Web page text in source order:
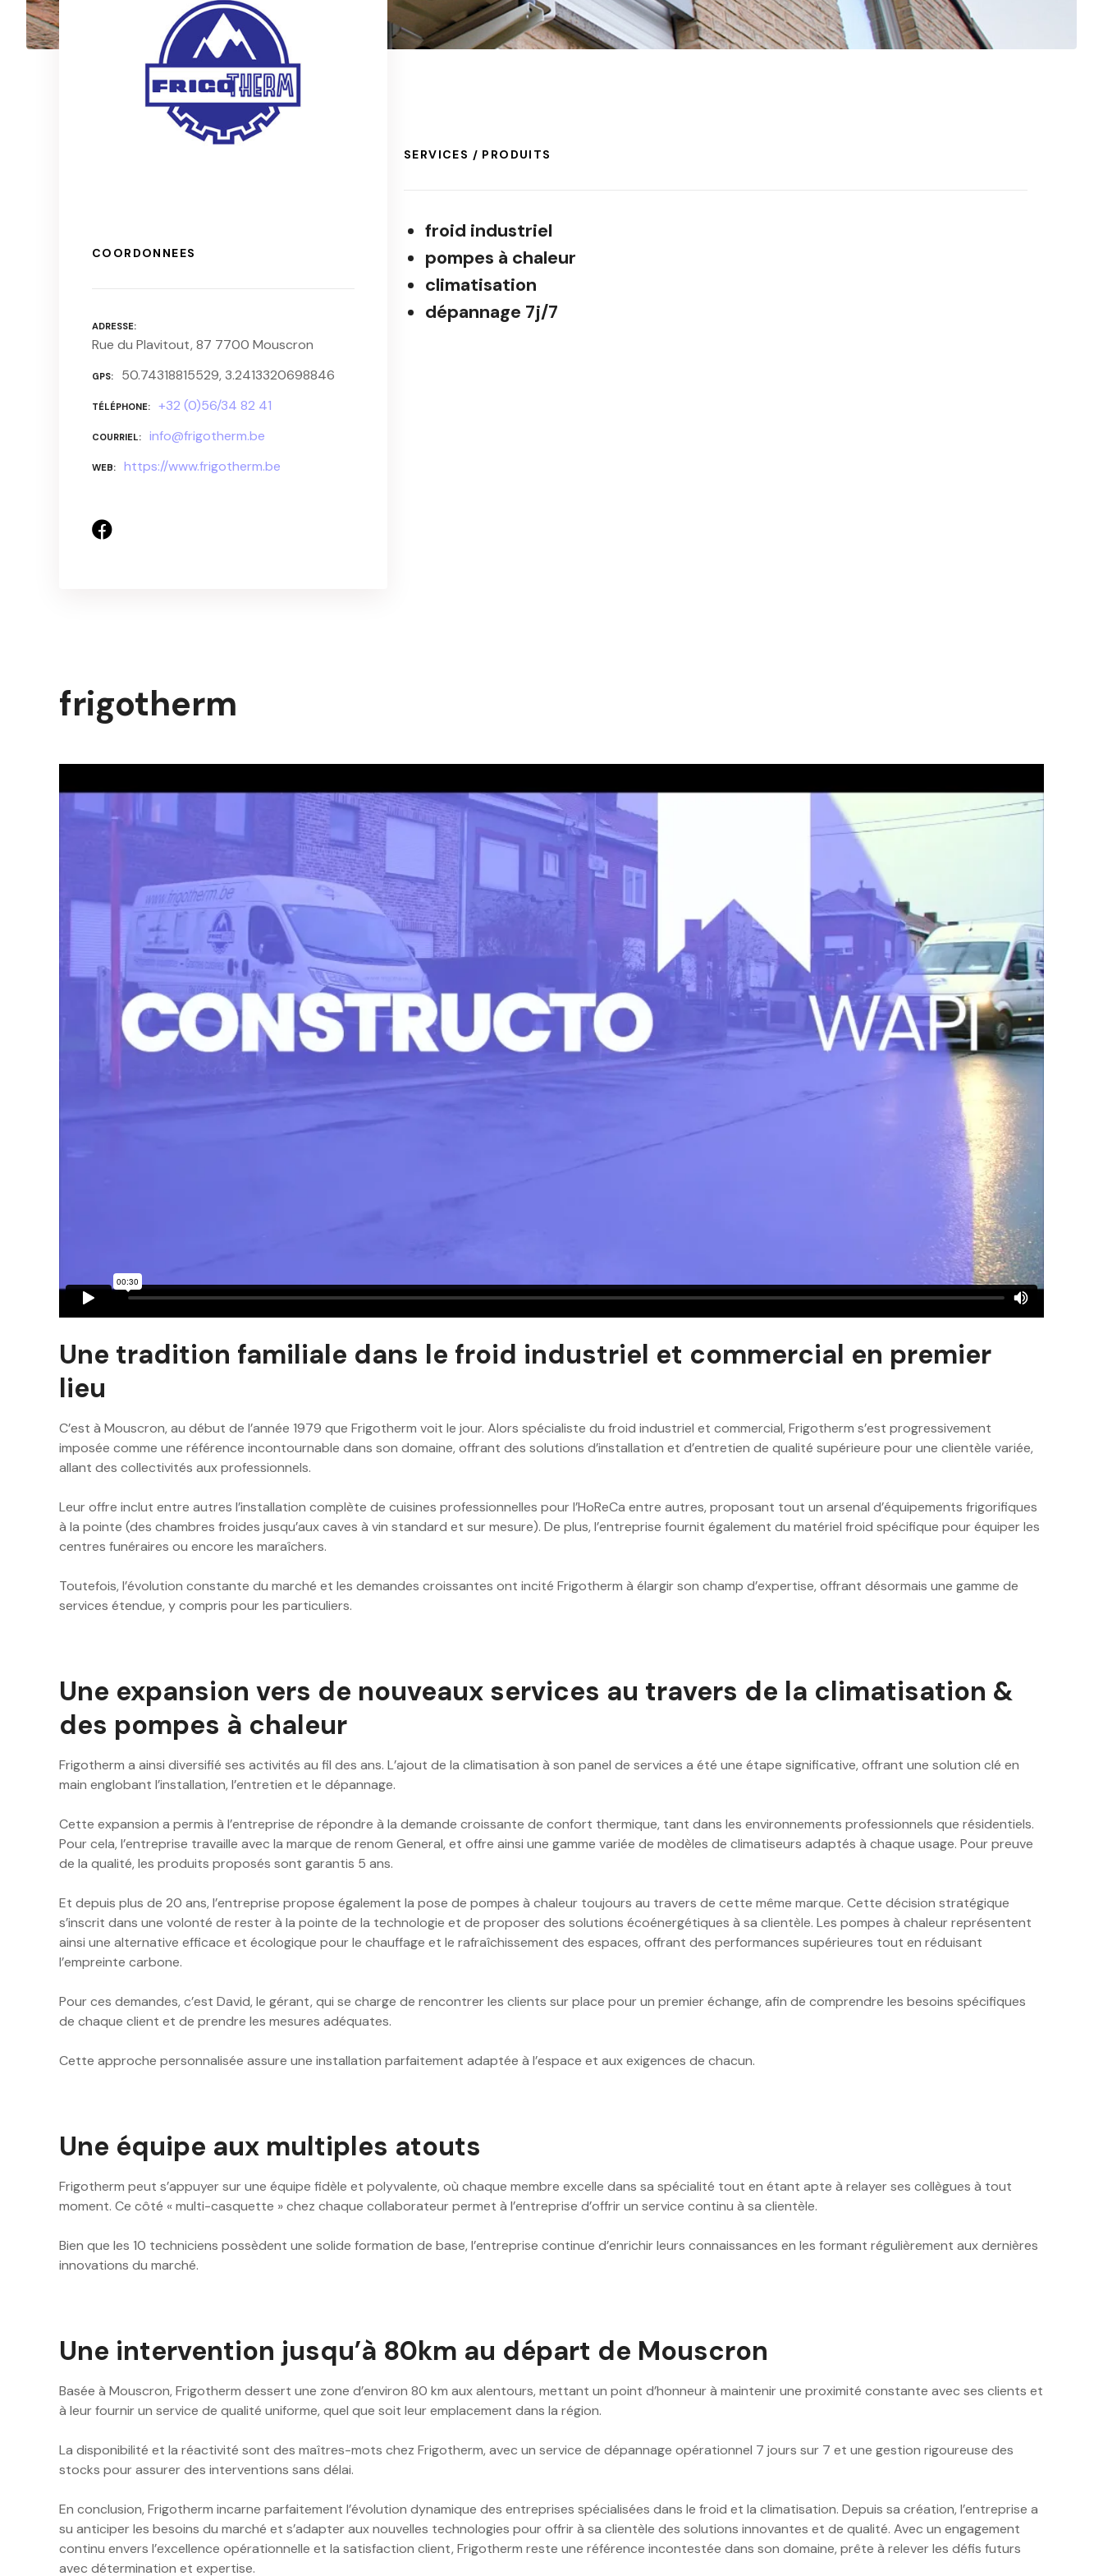
COORDONNEES
ADRESSE
Rue du Plavitout, 87 7700 Mouscron
GPS 50.74318815529, 3.2413320698846
TÉLÉPHONE +32 (0)56/34 82 41
COURRIEL info@frigotherm.be
WEB https://www.frigotherm.be
SERVICES / PRODUITS
froid industriel
pompes à chaleur
climatisation
dépannage 7j/7
frigotherm
Une tradition familiale dans le froid industriel et commercial en premier
lieu
C’est à Mouscron, au début de l’année 1979 que Frigotherm voit le jour. Alors spécialiste du froid industriel et commercial, Frigotherm s’est progressivement
imposée comme une référence incontournable dans son domaine, offrant des solutions d’installation et d’entretien de qualité supérieure pour une clientèle variée,
allant des collectivités aux professionnels.
Leur offre inclut entre autres l’installation complète de cuisines professionnelles pour l’HoReCa entre autres, proposant tout un arsenal d’équipements frigorifiques
à la pointe (des chambres froides jusqu’aux caves à vin standard et sur mesure). De plus, l’entreprise fournit également du matériel froid spécifique pour équiper les
centres funéraires ou encore les maraîchers.
Toutefois, l’évolution constante du marché et les demandes croissantes ont incité Frigotherm à élargir son champ d’expertise, offrant désormais une gamme de
services étendue, y compris pour les particuliers.
Une expansion vers de nouveaux services au travers de la climatisation &
des pompes à chaleur
Frigotherm a ainsi diversifié ses activités au fil des ans. L’ajout de la climatisation à son panel de services a été une étape significative, offrant une solution clé en
main englobant l’installation, l’entretien et le dépannage.
Cette expansion a permis à l’entreprise de répondre à la demande croissante de confort thermique, tant dans les environnements professionnels que résidentiels.
Pour cela, l’entreprise travaille avec la marque de renom General, et offre ainsi une gamme variée de modèles de climatiseurs adaptés à chaque usage. Pour preuve
de la qualité, les produits proposés sont garantis 5 ans.
Et depuis plus de 20 ans, l’entreprise propose également la pose de pompes à chaleur toujours au travers de cette même marque. Cette décision stratégique
s’inscrit dans une volonté de rester à la pointe de la technologie et de proposer des solutions écoénergétiques à sa clientèle. Les pompes à chaleur représentent
ainsi une alternative efficace et écologique pour le chauffage et le rafraîchissement des espaces, offrant des performances supérieures tout en réduisant
l’empreinte carbone.
Pour ces demandes, c’est David, le gérant, qui se charge de rencontrer les clients sur place pour un premier échange, afin de comprendre les besoins spécifiques
de chaque client et de prendre les mesures adéquates.
Cette approche personnalisée assure une installation parfaitement adaptée à l’espace et aux exigences de chacun.
Une équipe aux multiples atouts
Frigotherm peut s’appuyer sur une équipe fidèle et polyvalente, où chaque membre excelle dans sa spécialité tout en étant apte à relayer ses collègues à tout
moment. Ce côté « multi-casquette » chez chaque collaborateur permet à l’entreprise d’offrir un service continu à sa clientèle.
Bien que les 10 techniciens possèdent une solide formation de base, l’entreprise continue d’enrichir leurs connaissances en les formant régulièrement aux dernières
innovations du marché.
Une intervention jusqu’à 80km au départ de Mouscron
Basée à Mouscron, Frigotherm dessert une zone d’environ 80 km aux alentours, mettant un point d’honneur à maintenir une proximité constante avec ses clients et
à leur fournir un service de qualité uniforme, quel que soit leur emplacement dans la région.
La disponibilité et la réactivité sont des maîtres-mots chez Frigotherm, avec un service de dépannage opérationnel 7 jours sur 7 et une gestion rigoureuse des
stocks pour assurer des interventions sans délai.
En conclusion, Frigotherm incarne parfaitement l’évolution dynamique des entreprises spécialisées dans le froid et la climatisation. Depuis sa création, l’entreprise a
su anticiper les besoins du marché et s’adapter aux nouvelles technologies pour offrir à sa clientèle des solutions innovantes et de qualité. Avec un engagement
continu envers l’excellence opérationnelle et la satisfaction client, Frigotherm reste une référence incontestée dans son domaine, prête à relever les défis futurs
avec détermination et expertise.